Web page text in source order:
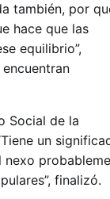
también, por
hace que las
equilibrio”,
Social de la
un
nexo
finalizó.